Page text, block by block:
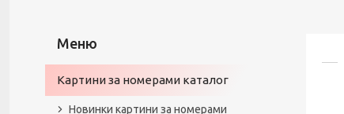
Картини за номерами каталог
Новинки картини за номерами